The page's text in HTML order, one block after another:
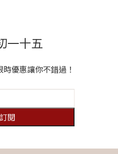
一十五
優惠讓你不錯過！
訂閱